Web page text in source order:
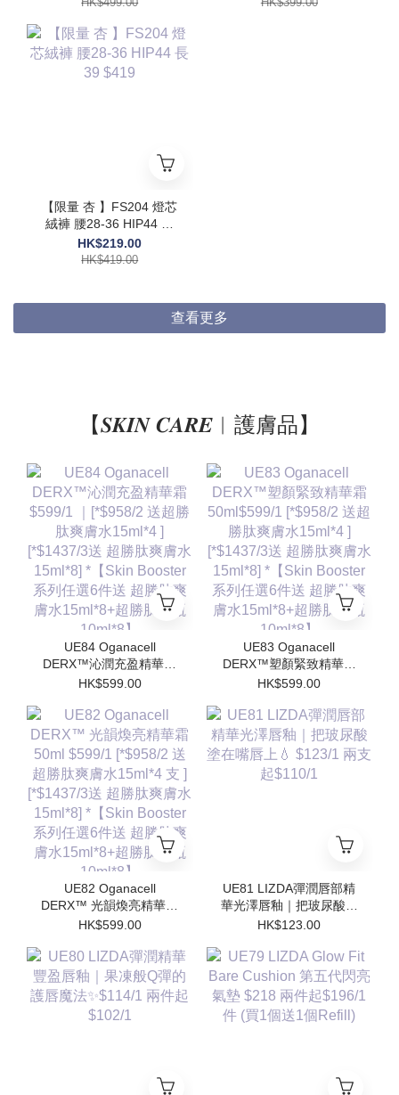
【限量 杏 】FS204 燈芯
絨褲 腰28-36 HIP44 長
39 $419
HK$219.00
HK$419.00
查看更多
【𝑺𝑲𝑰𝑵 𝑪𝑨𝑹𝑬︱護膚品】
UE84 Oganacell
DERX™沁潤充盈精華霜
$599/1 ｜[*$958/2 送超
[*$1437/3送 超勝肽爽膚
水15ml*8] *【Skin
Booster 系列任選6件送
超勝肽爽膚水15ml*8+超
勝肽安瓶10ml*8】
HK$599.00
UE83 Oganacell
DERX™塑顏緊致精華霜
50ml$599/1 [*$958/2 送
[*$1437/3送 超勝肽爽膚
水15ml*8] *【Skin
Booster 系列任選6件送
超勝肽爽膚水15ml*8+超
勝肽安瓶10ml*8】
HK$599.00
UE82 Oganacell
DERX™ 光韻煥亮精華霜
50ml $599/1 [*$958/2 送
[*$1437/3送 超勝肽爽膚
水15ml*8] *【Skin
Booster 系列任選6件送
超勝肽爽膚水15ml*8+超
勝肽安瓶10ml*8】
HK$599.00
UE81 LIZDA彈潤唇部精
華光澤唇釉｜把玻尿酸塗
在嘴唇上💧 $123/1 兩支
HK$123.00